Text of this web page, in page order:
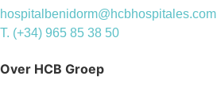
hospitalbenidorm@hcbhospitales.com
T. (+34) 965 85 38 50
Over HCB Groep